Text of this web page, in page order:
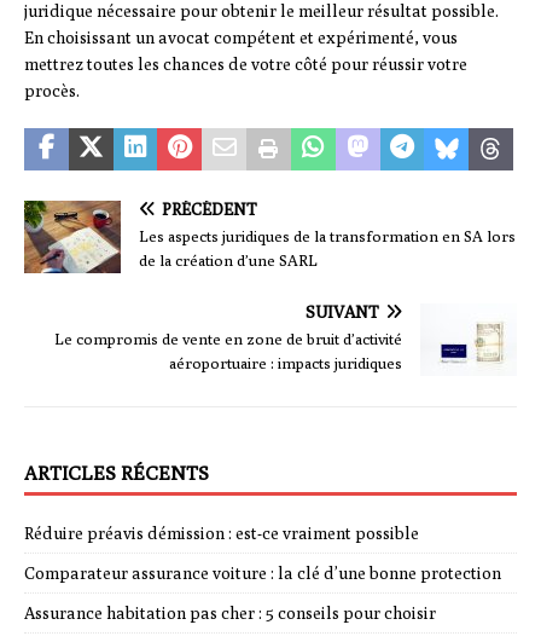
juridique nécessaire pour obtenir le meilleur résultat possible.
En choisissant un avocat compétent et expérimenté, vous
mettrez toutes les chances de votre côté pour réussir votre
procès.
PRÉCÉDENT
Les aspects juridiques de la transformation en SA lors
de la création d’une SARL
SUIVANT
Le compromis de vente en zone de bruit d’activité
aéroportuaire : impacts juridiques
ARTICLES RÉCENTS
Réduire préavis démission : est-ce vraiment possible
Comparateur assurance voiture : la clé d’une bonne protection
Assurance habitation pas cher : 5 conseils pour choisir